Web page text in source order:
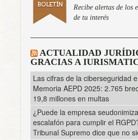
Recibe alertas de los
de tu interés
ACTUALIDAD
GRACIAS A
Las cifras de la ciberseguridad
Memoria AEPD 2025: 2.765
19,8 millones en multas
¿Puede la empresa
escalafón para cumplir el
Tribunal Supremo dice que no